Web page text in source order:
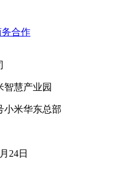
务合作
智慧产业园
小米华东总部
24日